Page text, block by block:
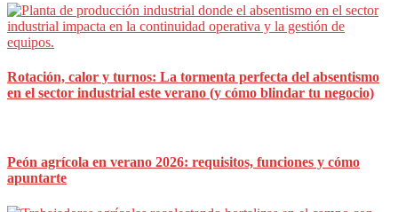
Rotación, calor y turnos: La tormenta perfecta del absentismo
en el sector industrial este verano (y cómo blindar tu negocio)
Peón agrícola en verano 2026: requisitos, funciones y cómo
apuntarte